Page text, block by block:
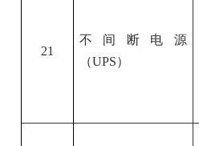
21
不间断电源
（UPS）